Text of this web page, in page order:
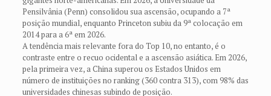
Pensilvânia (Penn) consolidou sua ascensão, ocupando a 7ª
posição mundial, enquanto Princeton subiu da 9ª colocação em
2014 para a 6ª em 2026.
A tendência mais relevante fora do Top 10, no entanto, é o
contraste entre o recuo ocidental e a ascensão asiática. Em 2026,
pela primeira vez, a China superou os Estados Unidos em
número de instituições no ranking (360 contra 313), com 98% das
universidades chinesas subindo de posição.